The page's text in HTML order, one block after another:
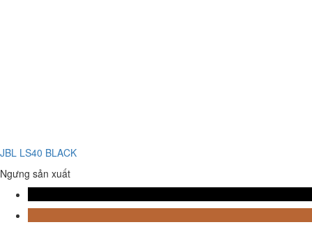
JBL LS40 BLACK
Ngưng sản xuất